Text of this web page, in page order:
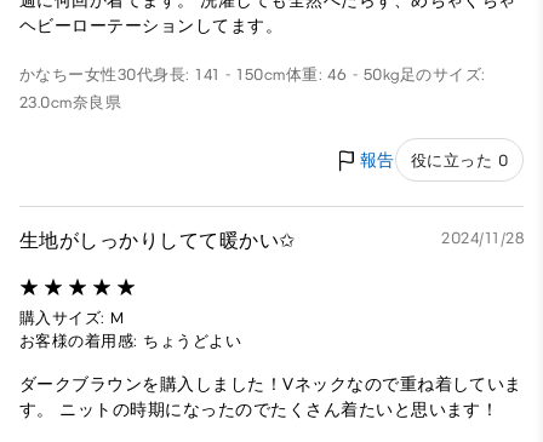
ヘビーローテーションしてます。
かなちー女性30代身長: 141 - 150cm体重: 46 - 50kg足のサイズ:
23.0cm奈良県
報告 役に立った 0
生地がしっかりしてて暖かい✩ 2024/11/28
購入サイズ: M
お客様の着用感: ちょうどよい
ダークブラウンを購入しました！Vネックなので重ね着していま
す。 ニットの時期になったのでたくさん着たいと思います！